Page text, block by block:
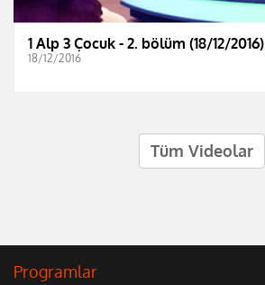
1 Alp 3 Çocuk - 2. bölüm (18/12/2016)
18/12/2016
Tüm Videolar
Programlar